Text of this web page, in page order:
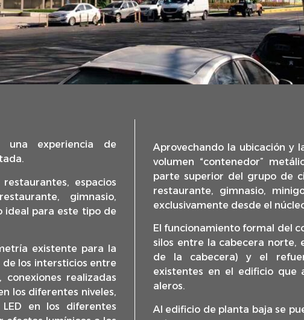
experiencia de
espacios
gimnasio,
ideal para este tipo de
existente para la
los intersticios entre
conexiones realizadas
los diferentes niveles,
en los diferentes
Aprovechando la ubicación y
volumen “contenedor”
parte superior del grupo de
restaurante, gimnasio,
exclusivamente desde el
El funcionamiento formal del
silos entre la cabecera norte,
de la cabecera) y el
existentes en el edificio que
aleros.
Al edificio de planta baja se